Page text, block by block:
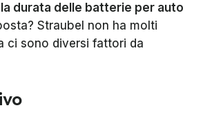
durata delle batterie per auto
Straubel non ha molti
ci sono diversi fattori da